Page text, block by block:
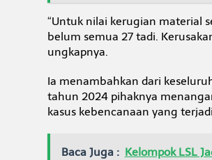
“Untuk nilai kerugian material
belum semua 27 tadi.
ungkapnya.
Ia menambahkan dari
tahun 2024 pihaknya
kasus kebencanaan yang
Baca Juga : Kelompok LSL